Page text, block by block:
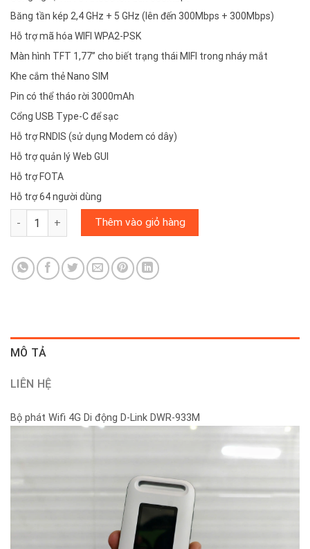
Băng tần kép 2,4 GHz + 5 GHz (lên đến 300Mbps + 300Mbps)
Hỗ trợ mã hóa WIFI WPA2-PSK
Màn hình TFT 1,77” cho biết trạng thái MIFI trong nháy mắt
Khe cắm thẻ Nano SIM
Pin có thể tháo rời 3000mAh
Cổng USB Type-C để sạc
Hỗ trợ RNDIS (sử dụng Modem có dây)
Hỗ trợ quản lý Web GUI
Hỗ trợ FOTA
Hỗ trợ 64 người dùng
Bộ Phát Wi-Fi 4G Di Động D-Link DWR-933M - 2 băng tần - Viễn
Thêm vào giỏ hàng
MÔ TẢ
LIÊN HỆ
Bộ phát Wifi 4G Di động D-Link DWR-933M